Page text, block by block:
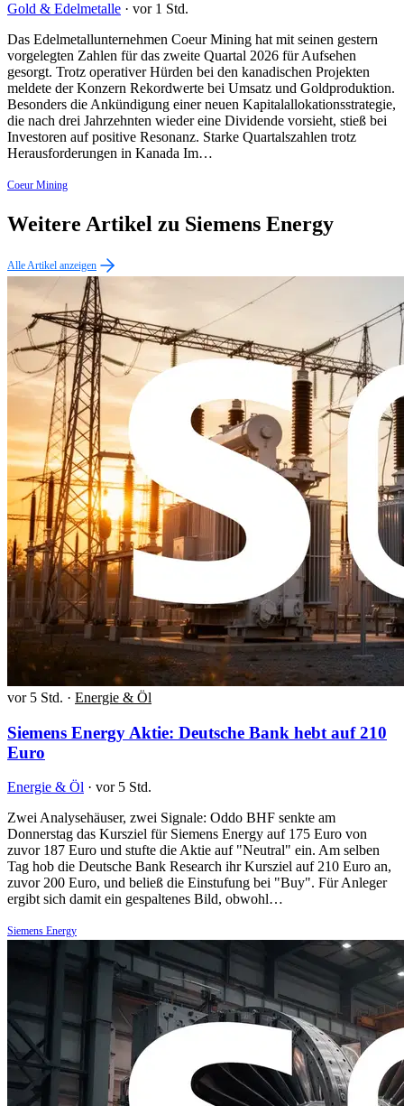
Gold & Edelmetalle · vor 1 Std.
Das Edelmetallunternehmen Coeur Mining hat mit seinen gestern
vorgelegten Zahlen für das zweite Quartal 2026 für Aufsehen
gesorgt. Trotz operativer Hürden bei den kanadischen Projekten
meldete der Konzern Rekordwerte bei Umsatz und Goldproduktion.
Besonders die Ankündigung einer neuen Kapitalallokationsstrategie,
die nach drei Jahrzehnten wieder eine Dividende vorsieht, stieß bei
Investoren auf positive Resonanz. Starke Quartalszahlen trotz
Herausforderungen in Kanada Im…
Coeur Mining
Weitere Artikel zu Siemens Energy
Alle Artikel anzeigen
vor 5 Std. · Energie & Öl
Siemens Energy Aktie: Deutsche Bank hebt auf 210
Euro
Energie & Öl · vor 5 Std.
Zwei Analysehäuser, zwei Signale: Oddo BHF senkte am
Donnerstag das Kursziel für Siemens Energy auf 175 Euro von
zuvor 187 Euro und stufte die Aktie auf "Neutral" ein. Am selben
Tag hob die Deutsche Bank Research ihr Kursziel auf 210 Euro an,
zuvor 200 Euro, und beließ die Einstufung bei "Buy". Für Anleger
ergibt sich damit ein gespaltenes Bild, obwohl…
Siemens Energy